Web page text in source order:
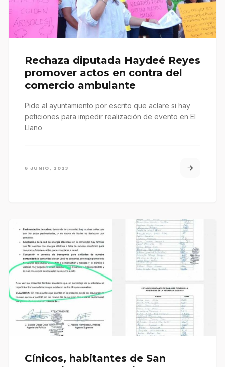
Rechaza diputada Haydeé Reyes
promover actos en contra del
comercio ambulante
Pide al ayuntamiento por escrito que aclare si hay
peticiones para impedir realización de evento en El
Llano
6 JUNIO, 2023
Cínicos, habitantes de San